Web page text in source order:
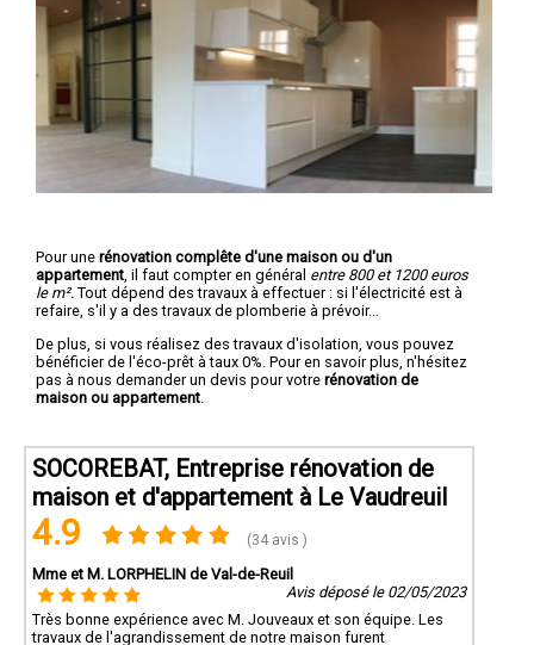
Pour une rénovation complête d'une maison ou d'un
appartement , il faut compter en général entre 800 et 1200 euros
le m². Tout dépend des travaux à effectuer : si l'électricité est à
refaire, s'il y a des travaux de plomberie à prévoir...
De plus, si vous réalisez des travaux d'isolation, vous pouvez
bénéficier de l'éco-prêt à taux 0%. Pour en savoir plus, n'hésitez
pas à nous demander un devis pour votre rénovation de
maison ou appartement
SOCOREBAT, Entreprise rénovation de
maison et d'appartement à Le Vaudreuil
4.9 (34 avis )
Mme et M. LORPHELIN de Val-de-Reuil
Avis déposé le 02/05/2023
Très bonne expérience avec M. Jouveaux et son équipe. Les
travaux de l'agrandissement de notre maison furent